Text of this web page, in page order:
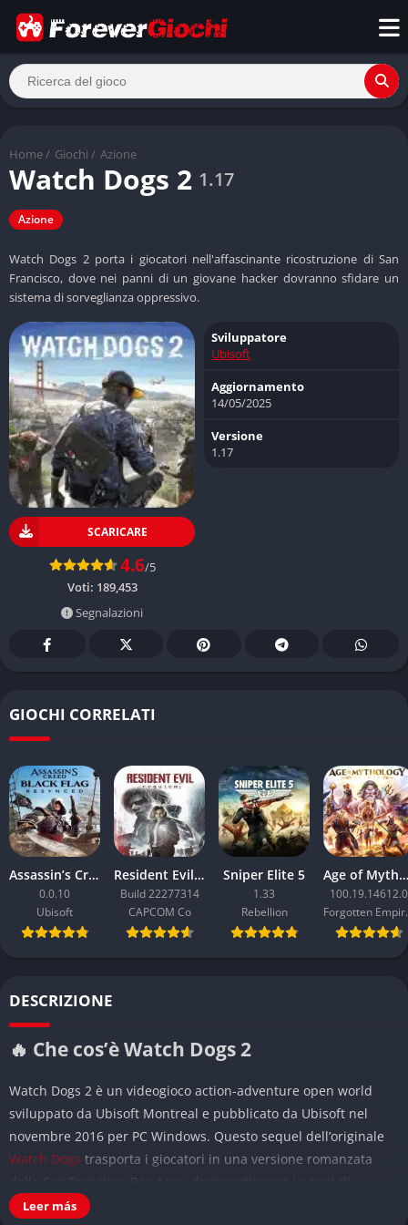
Home / Giochi / Azione
Watch Dogs 2 1.17
Azione
Watch Dogs 2 porta i giocatori nell'affascinante ricostruzione di San
Francisco, dove nei panni di un giovane hacker dovranno sfidare un
sistema di sorveglianza oppressivo.
SCARICARE
4.6/5
Voti: 189,453
Segnalazioni
Sviluppatore
Ubisoft
Aggiornamento
14/05/2025
Versione
1.17
GIOCHI CORRELATI
Assassin’s Creed Black Flag Resynced
0.0.10
Ubisoft
Resident Evil Requiem
Build 22277314
CAPCOM Co
Sniper Elite 5
1.33
Rebellion
Age of Mythology: Retold
100.19.14612.0
DESCRIZIONE
🔥 Che cos’è Watch Dogs 2
Watch Dogs 2 è un videogioco action-adventure open world
sviluppato da Ubisoft Montreal e pubblicato da Ubisoft nel
novembre 2016 per PC Windows. Questo sequel dell’originale
Watch Dogs trasporta i giocatori in una versione romanzata
Marcus Holloway, un giovane e talentuoso hacker che si unisce
Leer más